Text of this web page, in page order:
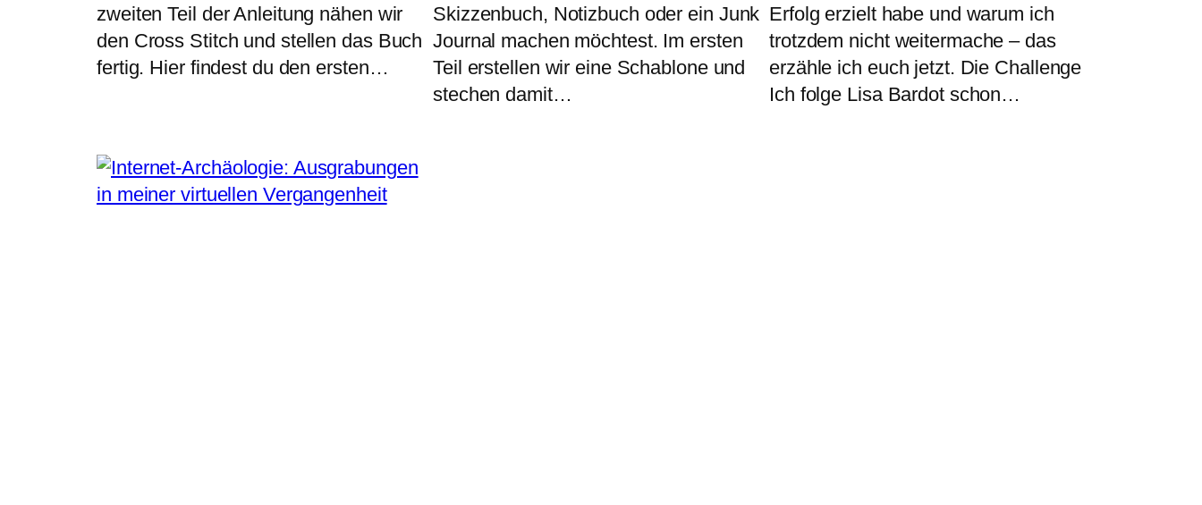
zweiten Teil der Anleitung nähen wir
den Cross Stitch und stellen das Buch
fertig. Hier findest du den ersten…
Skizzenbuch, Notizbuch oder ein Junk
Journal machen möchtest. Im ersten
Teil erstellen wir eine Schablone und
stechen damit…
Erfolg erzielt habe und warum ich
trotzdem nicht weitermache – das
erzähle ich euch jetzt. Die Challenge
Ich folge Lisa Bardot schon…